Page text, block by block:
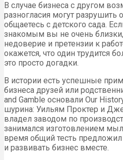
В случае бизнеса с другом
разногласия могут
общаетесь с детского сада.
знакомым вы не очень
недоверие и претензии к
окажется, что один трудится
это просто догадки.
В истории есть успешные
бизнеса друзей или
and Gamble основали Our
шурина: Уильям Проктер и
владел заводом по
занимался изготовлением
время общий тесть
и развивать бизнес вместе.